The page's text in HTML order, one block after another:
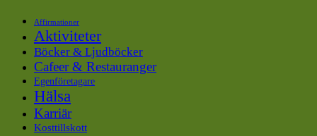
Affirmationer
Aktiviteter
Böcker & Ljudböcker
Cafeer & Restauranger
Egenföretagare
Hälsa
Karriär
Kosttillskott